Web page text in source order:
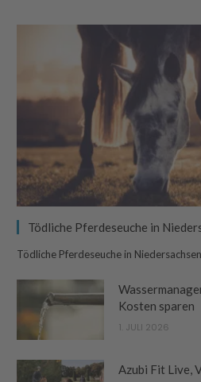
Tödliche Pferdeseuche in
Tödliche Pferdeseuche in
Kosten sparen
1. JULI 2026
Azubi Fit Live,